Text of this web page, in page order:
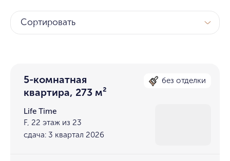
Сортировать
5-комнатная
квартира, 273 м²
без отделки
Life Time
F, 22 этаж из 23
сдача: 3 квартал 2026